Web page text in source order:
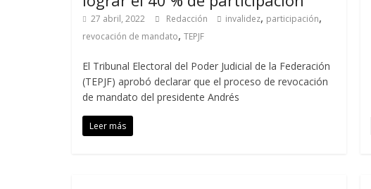
27 abril, 2022 Redacción invalidez, participación,
revocación de mandato, TEPJF
El Tribunal Electoral del Poder Judicial de la Federación
(TEPJF) aprobó declarar que el proceso de revocación
de mandato del presidente Andrés
Leer más